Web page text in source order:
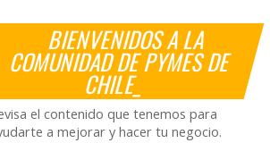
BIENVENIDOS A LA
COMUNIDAD DE PYMES DE
CHILE_
el contenido que tenemos para
a mejorar y hacer tu negocio.